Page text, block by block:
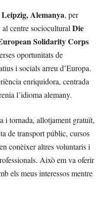
Leipzig, Alemanya, per
centre sociocultural Die
Solidarity Corps
oportunitats de
i socials arreu d’Europa.
enriquidora, centrada
l’idioma alemany.
i tornada, allotjament gratuït,
de transport públic, cursos
conèixer altres voluntaris i
Això em va oferir
els meus interessos mentre